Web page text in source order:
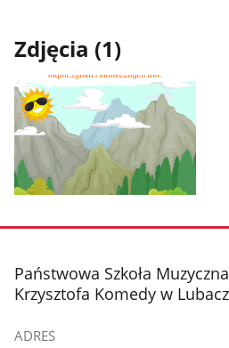
Zdjęcia (1)
zdjęcie
galerii.
stopka
Państwowa Szkoła
Krzysztofa Komedy w
ADRES